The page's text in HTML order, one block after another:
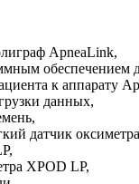
ApneaLink,
обеспечением
к аппарату
данных,
датчик
XPOD LP,